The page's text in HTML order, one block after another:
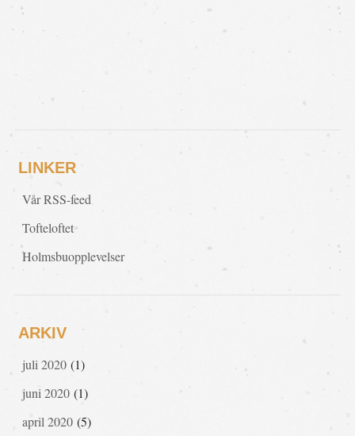
LINKER
Vår RSS-feed
Tofteloftet
Holmsbuopplevelser
ARKIV
juli 2020(1)
juni 2020(1)
april 2020(5)